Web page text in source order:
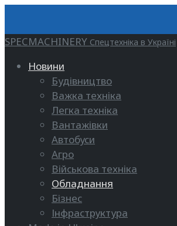
SPECMACHINERY Спецтехніка в Україні
Новини
Будівництво
Важка техніка
Легка техніка
Вантажівки
Автобуси
Агро
Військова техніка
Обладнання
Бізнес
Інфраструктура